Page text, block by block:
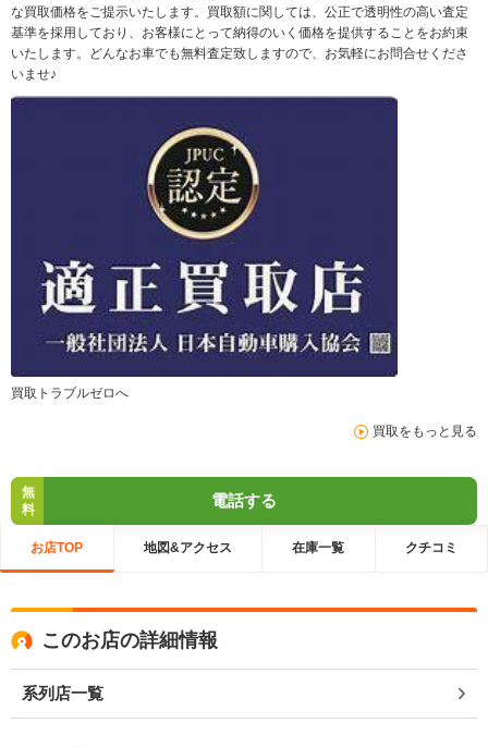
な買取価格をご提示いたします。買取額に関しては、公正で透明性の高い査定
基準を採用しており、お客様にとって納得のいく価格を提供することをお約束
いたします。どんなお車でも無料査定致しますので、お気軽にお問合せくださ
いませ♪
買取トラブルゼロへ
買取をもっと見る
無
料
電話する
お店TOP 地図&アクセス 在庫一覧 クチコミ
このお店の詳細情報
系列店一覧